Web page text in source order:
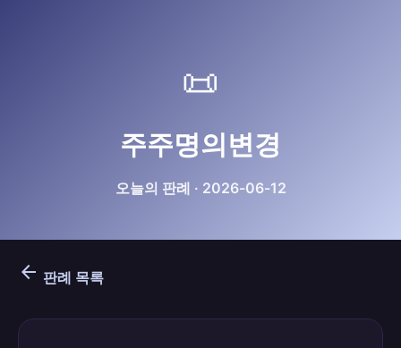
📜
주주명의변경
오늘의 판례 · 2026-06-12
arrow_back 판례 목록